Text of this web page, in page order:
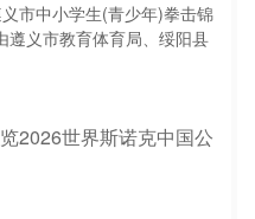
市中小学生(青少年)拳击锦
遵义市教育体育局、绥阳县